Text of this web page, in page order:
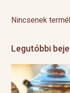
Nincsenek
Legutóbbi